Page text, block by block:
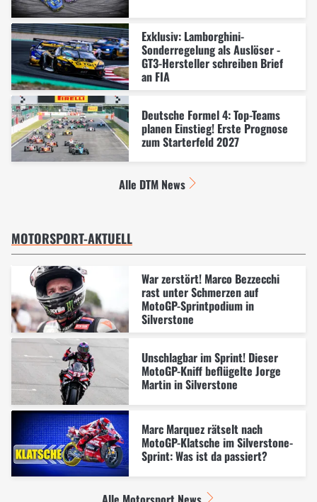
Exklusiv: Lamborghini-
Sonderregelung als Auslöser -
GT3-Hersteller schreiben Brief
an FIA
Deutsche Formel 4: Top-Teams
planen Einstieg! Erste Prognose
zum Starterfeld 2027
Alle DTM News
MOTORSPORT-AKTUELL
War zerstört! Marco Bezzecchi
rast unter Schmerzen auf
MotoGP-Sprintpodium in
Silverstone
Unschlagbar im Sprint! Dieser
MotoGP-Kniff beflügelte Jorge
Martin in Silverstone
Marc Marquez rätselt nach
MotoGP-Klatsche im Silverstone-
Sprint: Was ist da passiert?